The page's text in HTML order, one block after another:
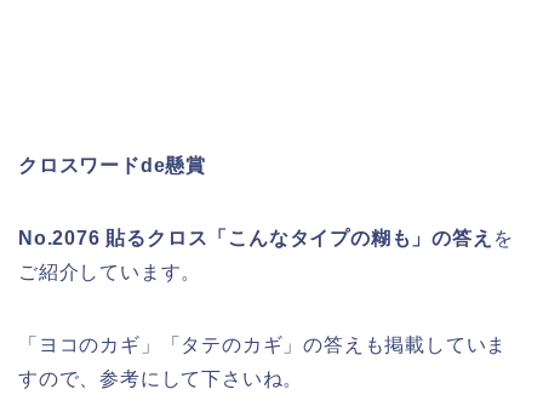
クロスワードde懸賞
No.2076 貼るクロス「こんなタイプの糊も」の答え を
ご紹介しています。
「ヨコのカギ」「タテのカギ」の答えも掲載していま
すので、参考にして下さいね。